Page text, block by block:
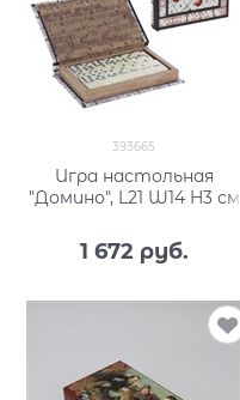
393665
Игра настольная
"Домино", L21 W14 H3 см
1 672 руб.